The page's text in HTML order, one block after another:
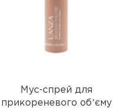
Мус-спрей для
прикореневого обʼєму